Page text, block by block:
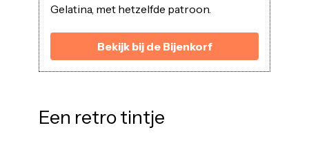
Gelatina, met hetzelfde patroon.
Bekijk bij de Bijenkorf
Een retro tintje